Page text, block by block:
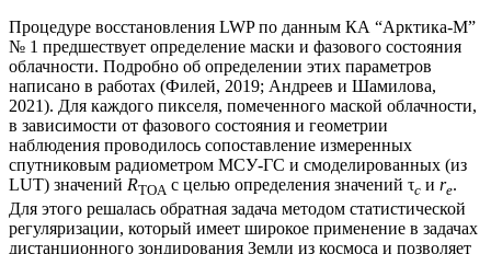
Процедуре восстановления LWP по данным КА “Арктика-М”
№ 1 предшествует определение маски и фазового состояния
облачности. Подробно об определении этих параметров
написано в работах (Филей, 2019; Андреев и Шамилова,
2021). Для каждого пикселя, помеченного маской облачности,
в зависимости от фазового состояния и геометрии
наблюдения проводилось сопоставление измеренных
спутниковым радиометром МСУ-ГС и смоделированных (из
LUT) значений RTOA с целью определения значений τс и re.
Для этого решалась обратная задача методом статистической
регуляризации, который имеет широкое применение в задачах
дистанционного зондирования Земли из космоса и позволяет